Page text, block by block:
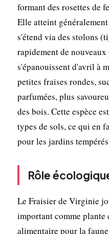
formant des rosettes de
Elle atteint
s'étend via des stolons
rapidement de
s'épanouissent d'avril à
petites fraises rondes,
parfumées, plus
des bois. Cette espèce
types de sols, ce qui en
pour les jardins
Rôle
Le Fraisier de Virginie
important comme plante
alimentaire pour la